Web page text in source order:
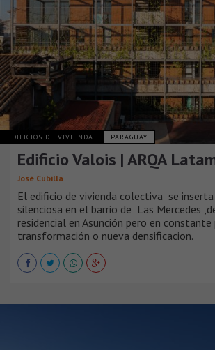
EDIFICIOS DE VIVIENDA PARAGUAY
Edificio Valois | ARQA
José Cubilla
El edificio de vivienda colectiva se
silenciosa en el barrio de Las Mercedes
residencial en Asunción pero en constante
transformación o nueva densificacion.